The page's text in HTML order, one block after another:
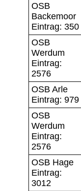
OSB
Backemoor
Eintrag: 350
OSB
Werdum
Eintrag:
2576
OSB Arle
Eintrag: 979
OSB
Werdum
Eintrag:
2576
OSB Hage
Eintrag:
3012